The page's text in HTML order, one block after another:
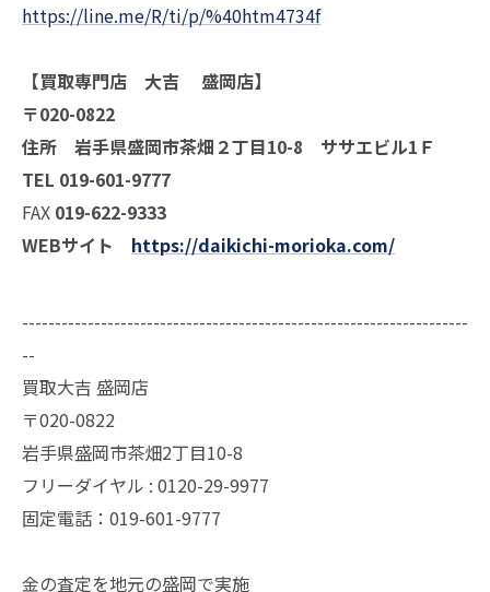
https://line.me/R/ti/p/%40htm4734f
【買取専門店 大吉 盛岡店】
〒020-0822
住所 岩手県盛岡市茶畑２丁目10-8 ササエビル1Ｆ
TEL 019-601-9777
FAX 019-622-9333
WEBサイト https://daikichi-morioka.com/
--------------------------------------------------------------------
--
買取大吉 盛岡店
〒020-0822
岩手県盛岡市茶畑2丁目10-8
フリーダイヤル : 0120-29-9977
固定電話：019-601-9777
金の査定を地元の盛岡で実施